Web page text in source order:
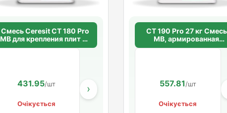
Смесь Ceresit CT 180 Pro
МВ для крепления плит из
минеральной ваты
431.95/шт
Очікується
›
CT 190 Pro 27 кг Смесь
МВ, армированная
микроволокнами
557.81/шт
Очікується